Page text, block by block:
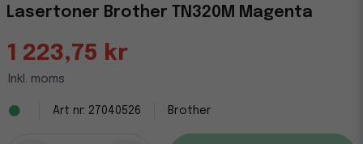
Lasertoner Brother TN320M Magenta
1 223,75 kr
Inkl. moms
27040526 Brother